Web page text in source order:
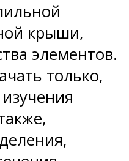
крыши,
элементов.
только,